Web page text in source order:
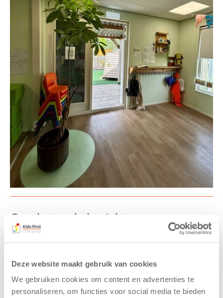
Deze website maakt gebruik van cookies
We gebruiken cookies om content en advertenties te
personaliseren, om functies voor social media te bieden
Gerelateerde berichten